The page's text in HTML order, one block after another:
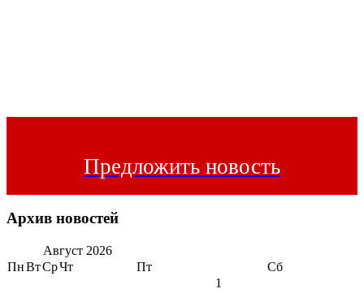
Предложить новость
Архив новостей
Август 2026
ПнВтСрЧт Пт Сб
1